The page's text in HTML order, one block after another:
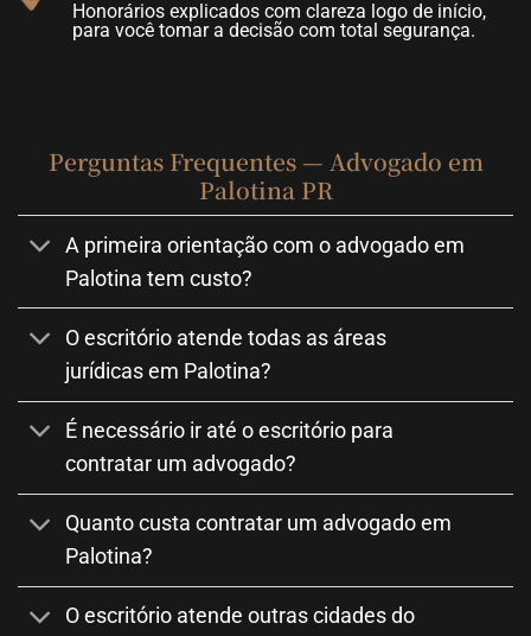
Honorários explicados com clareza logo de início,
para você tomar a decisão com total segurança.
Perguntas Frequentes — Advogado em
Palotina PR
A primeira orientação com o advogado em
Palotina tem custo?
O escritório atende todas as áreas
jurídicas em Palotina?
É necessário ir até o escritório para
contratar um advogado?
Quanto custa contratar um advogado em
Palotina?
O escritório atende outras cidades do